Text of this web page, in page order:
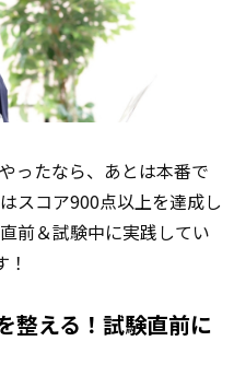
ったなら、あとは本番で
スコア900点以上を達成し
前＆試験中に実践してい
整える！試験直前に